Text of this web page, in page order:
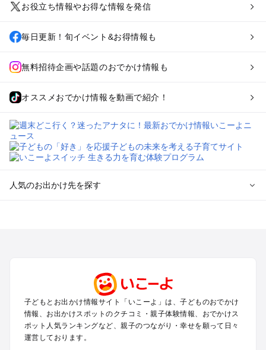
お役立ち情報やお得な情報を発信
毎日更新！旬イベント&お得情報も
無料招待企画や話題のおでかけ情報も
オススメおでかけ情報を動画で紹介！
人気のお出かけ先を探す
関西のプールおでかけ
中国･四国のプールおでかけ
九州･沖縄のプールおでかけ
定番お出かけスポット
子どもとお出かけ情報サイト「いこーよ」は、子どものおでかけ
情報、お出かけスポットのクチコミ・親子体験情報、おでかけス
ポット人気ランキングなど、親子のつながり・幸せを願って日々
運営しております。